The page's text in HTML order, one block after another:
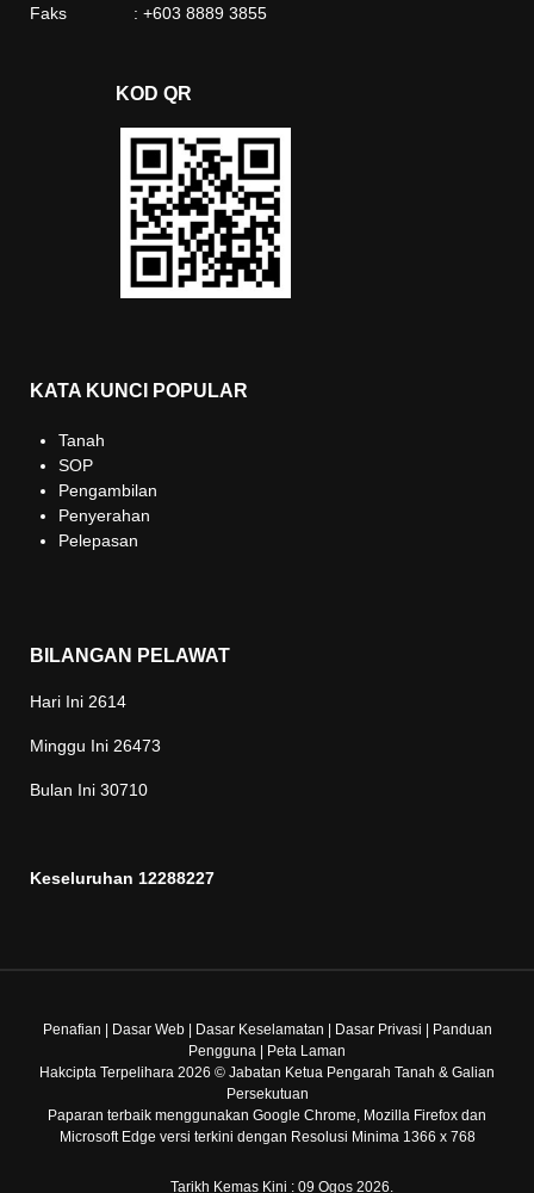
Faks : +603 8889 3855
KOD QR
KATA KUNCI POPULAR
Tanah
SOP
Pengambilan
Penyerahan
Pelepasan
BILANGAN PELAWAT
Hari Ini 2614
Minggu Ini 26473
Bulan Ini 30710
Keseluruhan 12288227
Penafian Dasar Web| Dasar Keselamatan Dasar Privasi
Panduan
Pengguna
Peta Laman
Hakcipta Terpelihara 2026 © Jabatan Ketua Pengarah Tanah & Galian
Persekutuan
Paparan terbaik menggunakan Google Chrome, Mozilla Firefox dan
Microsoft Edge versi terkini dengan Resolusi Minima 1366 x 768
Tarikh Kemas Kini : 09 Ogos 2026.